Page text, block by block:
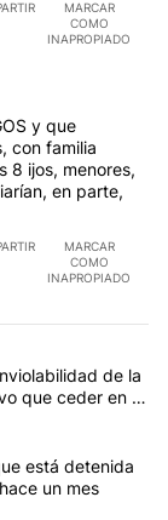
MARCAR
COMO
INAPROPIADO
y que
con familia
8 ijos, menores,
en parte,
MARCAR
COMO
INAPROPIADO
en los
dio mediade la
que ceder en la
Iliana Lick, la
está detenida
un mes